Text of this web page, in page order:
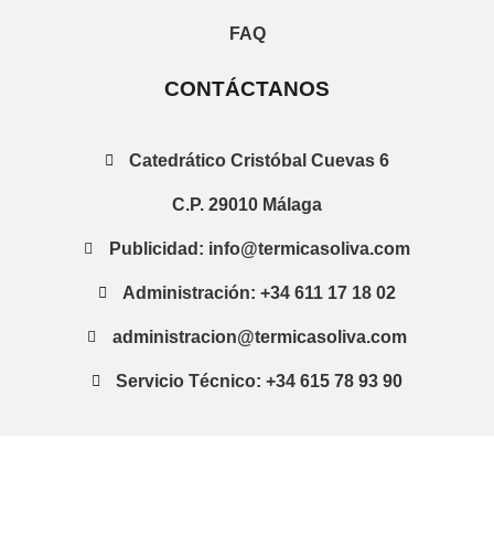
FAQ
CONTÁCTANOS
Catedrático Cristóbal Cuevas 6
C.P. 29010 Málaga
Publicidad: info@termicasoliva.com
Administración: +34 611 17 18 02
administracion@termicasoliva.com
Servicio Técnico: +34 615 78 93 90